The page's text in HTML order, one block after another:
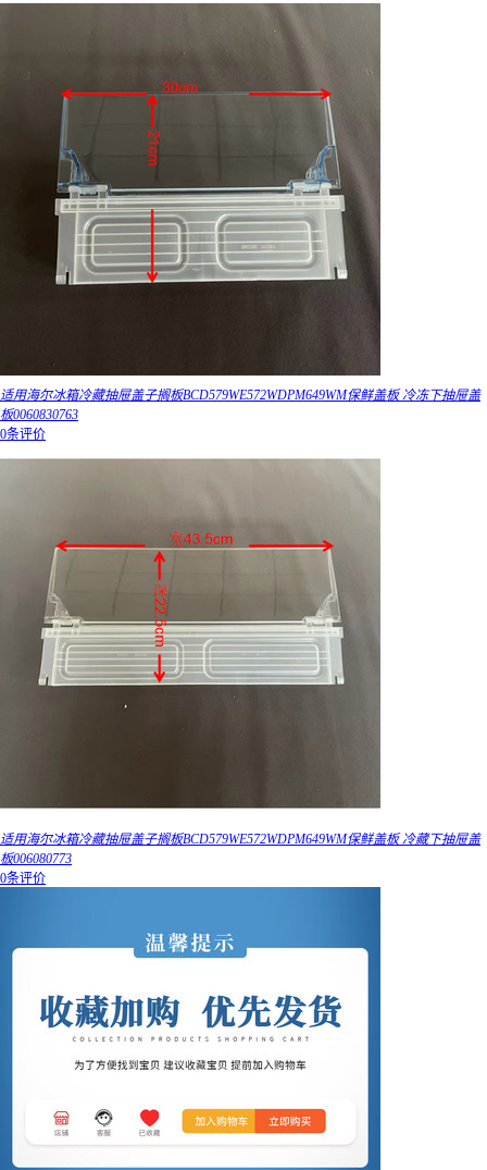
适用海尔冰箱冷藏抽屉盖子搁板BCD579WE572WDPM649WM保鲜盖板 冷冻下抽屉盖
板0060830763
0条评价
适用海尔冰箱冷藏抽屉盖子搁板BCD579WE572WDPM649WM保鲜盖板 冷藏下抽屉盖
板006080773
0条评价